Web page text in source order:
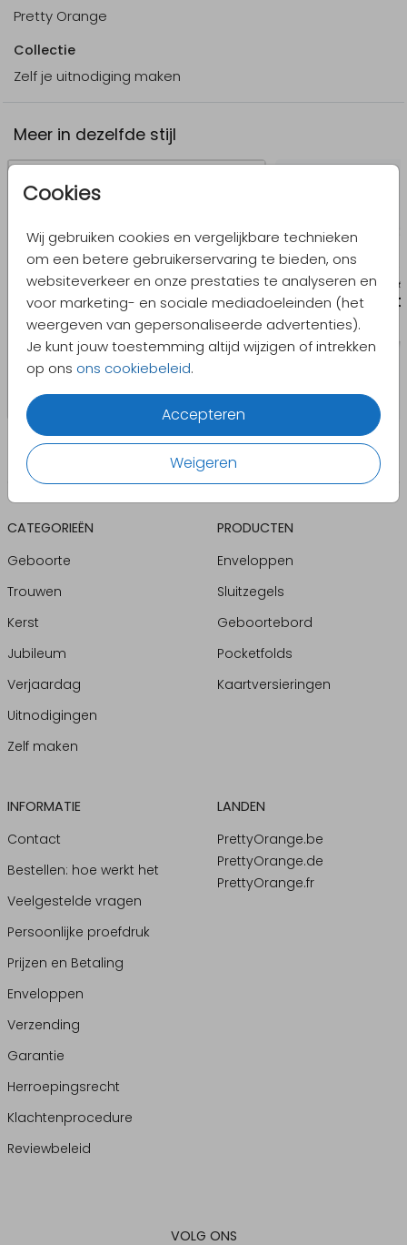
Cookies
Wij gebruiken cookies en vergelijkbare technieken
om een betere gebruikerservaring te bieden, ons
websiteverkeer en onze prestaties te analyseren en
voor marketing- en sociale mediadoeleinden (het
weergeven van gepersonaliseerde advertenties).
Je kunt jouw toestemming altijd wijzigen of intrekken
op ons ons cookiebeleid.
Accepteren
Weigeren
Pretty Orange
Collectie
Zelf je uitnodiging maken
Meer in dezelfde stijl
CATEGORIEËN
Geboorte
Trouwen
Kerst
Jubileum
Verjaardag
Uitnodigingen
Zelf maken
PRODUCTEN
Enveloppen
Sluitzegels
Geboortebord
Pocketfolds
Kaartversieringen
INFORMATIE
Contact
Bestellen: hoe werkt het
Veelgestelde vragen
Persoonlijke proefdruk
Prijzen en Betaling
Enveloppen
Verzending
Garantie
Herroepingsrecht
Klachtenprocedure
Reviewbeleid
LANDEN
PrettyOrange.be
PrettyOrange.de
PrettyOrange.fr
VOLG ONS